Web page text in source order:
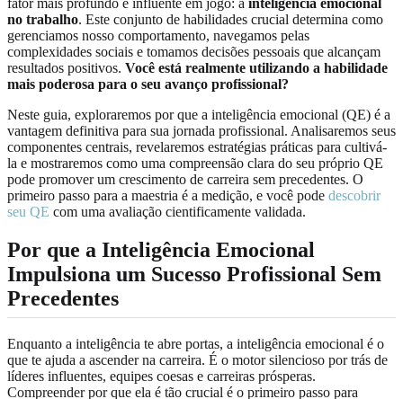
no trabalho. Este conjunto de habilidades crucial determina como
gerenciamos nosso comportamento, navegamos pelas
complexidades sociais e tomamos decisões pessoais que alcançam
resultados positivos. Você está realmente utilizando a habilidade
mais poderosa para o seu avanço profissional?
Neste guia, exploraremos por que a inteligência emocional (QE) é a
vantagem definitiva para sua jornada profissional. Analisaremos seus
componentes centrais, revelaremos estratégias práticas para cultivá-
la e mostraremos como uma compreensão clara do seu próprio QE
pode promover um crescimento de carreira sem precedentes. O
primeiro passo para a maestria é a medição, e você pode descobrir
seu QE com uma avaliação cientificamente validada.
Por que a Inteligência Emocional
Impulsiona um Sucesso Profissional Sem
Precedentes
Enquanto a inteligência te abre portas, a inteligência emocional é o
que te ajuda a ascender na carreira. É o motor silencioso por trás de
líderes influentes, equipes coesas e carreiras prósperas.
Compreender por que ela é tão crucial é o primeiro passo para